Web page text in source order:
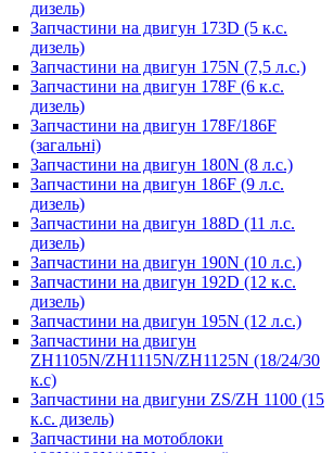
дизель)
Запчастини на двигун 173D (5 к.с.
дизель)
Запчастини на двигун 175N (7,5 л.с.)
Запчастини на двигун 178F (6 к.с.
дизель)
Запчастини на двигун 178F/186F
(загальні)
Запчастини на двигун 180N (8 л.с.)
Запчастини на двигун 186F (9 л.с.
дизель)
Запчастини на двигун 188D (11 л.с.
дизель)
Запчастини на двигун 190N (10 л.с.)
Запчастини на двигун 192D (12 к.с.
дизель)
Запчастини на двигун 195N (12 л.с.)
Запчастини на двигун
ZH1105N/ZH1115N/ZH1125N (18/24/30
к.с)
Запчастини на двигуни ZS/ZH 1100 (15
к.с. дизель)
Запчастини на мотоблоки